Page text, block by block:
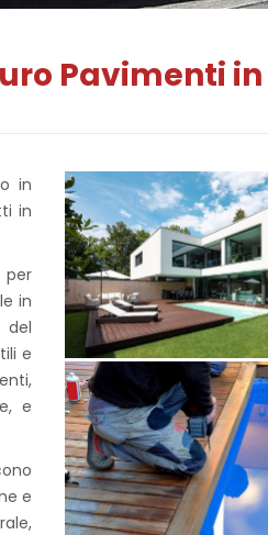
Pavimenti
in
in
in
del
e
e
e